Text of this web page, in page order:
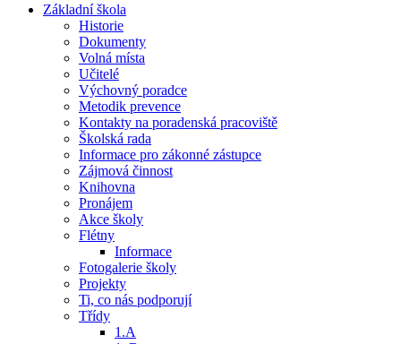
Základní škola
Historie
Dokumenty
Volná místa
Učitelé
Výchovný poradce
Metodik prevence
Kontakty na poradenská pracoviště
Školská rada
Informace pro zákonné zástupce
Zájmová činnost
Knihovna
Pronájem
Akce školy
Flétny
Informace
Fotogalerie školy
Projekty
Ti, co nás podporují
Třídy
1.A